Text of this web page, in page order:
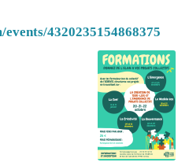
4320235154868375